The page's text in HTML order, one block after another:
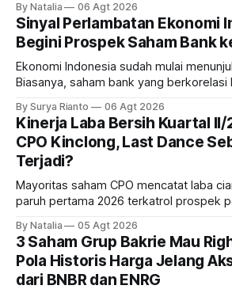
masih menarik dilirik?
By Natalia 06 Agt 2026
Sinyal Perlambatan Ekonomi
Begini Prospek Saham Bank
Ekonomi Indonesia sudah mulai
Biasanya, saham bank yang berkorelasi
bank ke depannya?
By Surya Rianto 06 Agt 2026
Kinerja Laba Bersih Kuartal
CPO Kinclong, Last Dance
Terjadi?
Mayoritas saham CPO mencatat laba
paruh pertama 2026 terkatrol prospek
diprediksi semakin terlihat mendekati
prospeknya? apakah masih menarik
By Natalia 05 Agt 2026
3 Saham Grup Bakrie Mau
Pola Historis Harga Jelang
dari BNBR dan ENRG